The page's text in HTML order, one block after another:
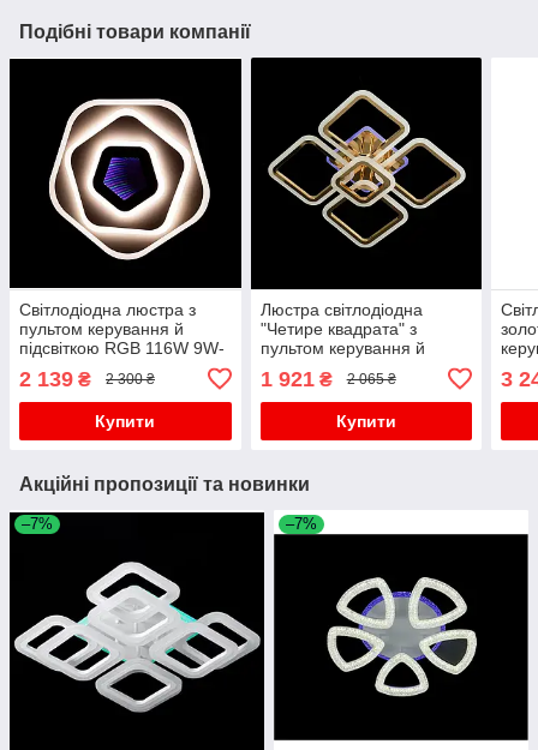
Подібні товари компанії
Світлодіодна люстра з
пультом керування й
підсвіткою RGB 116W 9W-
2 139 ₴ 2 300 ₴
Купити
Люстра світлодіодна
"Четире квадрата" з
пультом керування й
різнобарвною підсвіткою
основи, 130 Вт
1 921₴ 2 065 ₴
Купити
3
Акційні пропозиції та новинки
–7% –7%